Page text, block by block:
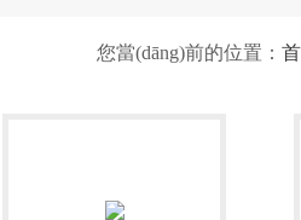
您當(dāng)前的位置：